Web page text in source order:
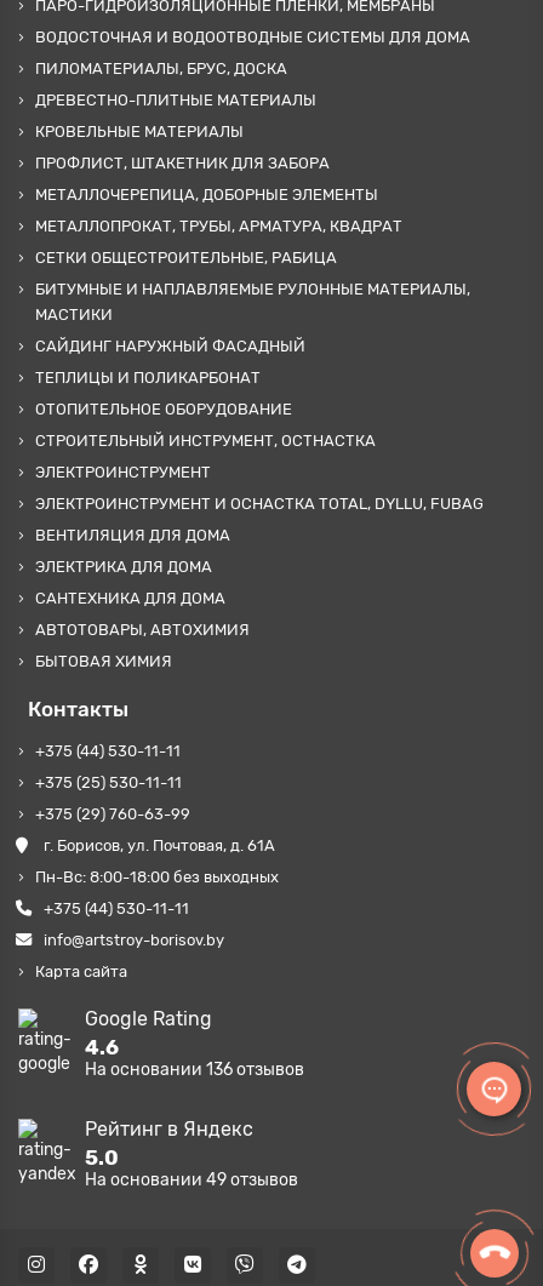
ПАРО-ГИДРОИЗОЛЯЦИОННЫЕ ПЛЕНКИ, МЕМБРАНЫ
ВОДОСТОЧНАЯ И ВОДООТВОДНЫЕ СИСТЕМЫ ДЛЯ ДОМА
ПИЛОМАТЕРИАЛЫ, БРУС, ДОСКА
ДРЕВЕСТНО-ПЛИТНЫЕ МАТЕРИАЛЫ
КРОВЕЛЬНЫЕ МАТЕРИАЛЫ
ПРОФЛИСТ, ШТАКЕТНИК ДЛЯ ЗАБОРА
МЕТАЛЛОЧЕРЕПИЦА, ДОБОРНЫЕ ЭЛЕМЕНТЫ
МЕТАЛЛОПРОКАТ, ТРУБЫ, АРМАТУРА, КВАДРАТ
СЕТКИ ОБЩЕСТРОИТЕЛЬНЫЕ, РАБИЦА
БИТУМНЫЕ И НАПЛАВЛЯЕМЫЕ РУЛОННЫЕ МАТЕРИАЛЫ,
МАСТИКИ
САЙДИНГ НАРУЖНЫЙ ФАСАДНЫЙ
ТЕПЛИЦЫ И ПОЛИКАРБОНАТ
ОТОПИТЕЛЬНОЕ ОБОРУДОВАНИЕ
СТРОИТЕЛЬНЫЙ ИНСТРУМЕНТ, ОСТНАСТКА
ЭЛЕКТРОИНСТРУМЕНТ
ЭЛЕКТРОИНСТРУМЕНТ И ОСНАСТКА TOTAL, DYLLU, FUBAG
ВЕНТИЛЯЦИЯ ДЛЯ ДОМА
ЭЛЕКТРИКА ДЛЯ ДОМА
САНТЕХНИКА ДЛЯ ДОМА
АВТОТОВАРЫ, АВТОХИМИЯ
БЫТОВАЯ ХИМИЯ
Контакты
+375 (44) 530-11-11
+375 (25) 530-11-11
+375 (29) 760-63-99
г. Борисов, ул. Почтовая, д. 61А
Пн-Вс: 8:00-18:00 без выходных
+375 (44) 530-11-11
info@artstroy-borisov.by
Карта сайта
Google Rating
4.6
На основании 136отзывов
Рейтинг в Яндекс
5.0
На основании 49отзывов